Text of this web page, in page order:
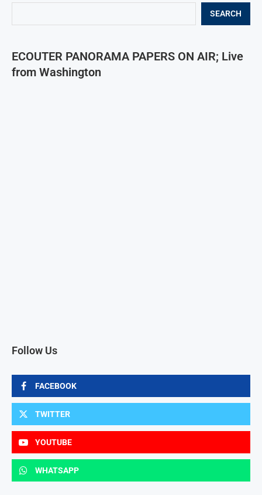
SEARCH
ECOUTER PANORAMA PAPERS ON AIR; Live
from Washington
Follow Us
FACEBOOK
TWITTER
YOUTUBE
WHATSAPP